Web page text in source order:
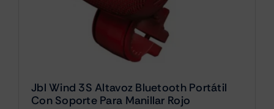
Jbl Wind 3S Altavoz Bluetooth Portátil
Con Soporte Para Manillar Rojo